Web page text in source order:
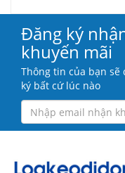
Đăng ký
khuyến mãi
Thông tin của bạn
ký bất cứ lúc nào